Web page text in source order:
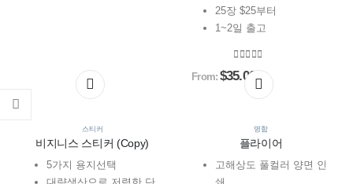
product
page
product
page
be
chosen
the
product
page
be
chosen
the
product
page
25장 $25부터
1~2일 출고
out of 5
From: $35.00
This
product
multiple
variants.
The
options
This
product
multiple
variants.
The
options
스티커
비지니스 스티커 (Copy)
5가지 용지선택
This
product
multiple
variants.
The
This
product
multiple
variants.
The
명함
플라이어
고해상도 풀컬러 양면 인